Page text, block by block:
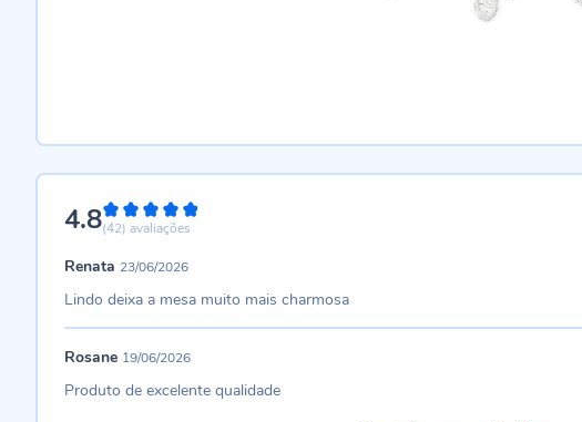
4.896%
(42) avaliações
Renata 23/06/2026
Lindo deixa a mesa muito mais charmosa
Rosane 19/06/2026
Produto de excelente qualidade